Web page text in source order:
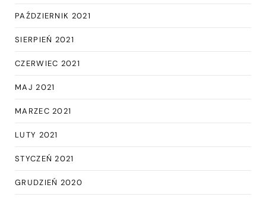
PAŹDZIERNIK 2021
SIERPIEŃ 2021
CZERWIEC 2021
MAJ 2021
MARZEC 2021
LUTY 2021
STYCZEŃ 2021
GRUDZIEŃ 2020